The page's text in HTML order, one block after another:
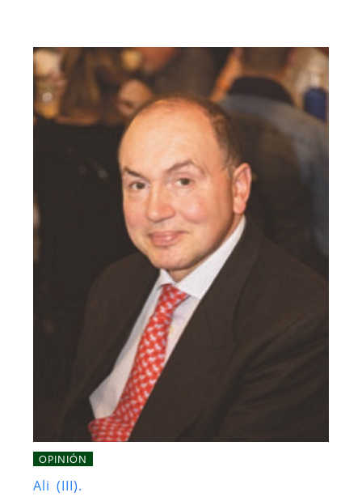
OPINIÓN
Ali (III).